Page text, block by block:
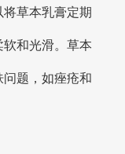
草本乳膏定期
和光滑。草本
题，如痤疮和